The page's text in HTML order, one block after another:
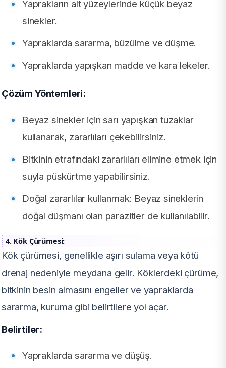
Yaprakların alt yüzeylerinde küçük beyaz
sinekler.
Yapraklarda sararma, büzülme ve düşme.
Yapraklarda yapışkan madde ve kara lekeler.
Çözüm Yöntemleri:
Beyaz sinekler için sarı yapışkan tuzaklar
kullanarak, zararlıları çekebilirsiniz.
Bitkinin etrafındaki zararlıları elimine etmek için
suyla püskürtme yapabilirsiniz.
Doğal zararlılar kullanmak: Beyaz sineklerin
doğal düşmanı olan parazitler de kullanılabilir.
4. Kök Çürümesi:
Kök çürümesi, genellikle aşırı sulama veya kötü
drenaj nedeniyle meydana gelir. Köklerdeki çürüme,
bitkinin besin almasını engeller ve yapraklarda
sararma, kuruma gibi belirtilere yol açar.
Belirtiler:
Yapraklarda sararma ve düşüş.